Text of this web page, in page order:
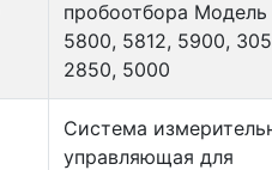
пробоотбора Модель
5800, 5812, 5900,
2850, 5000
Система
управляющая для